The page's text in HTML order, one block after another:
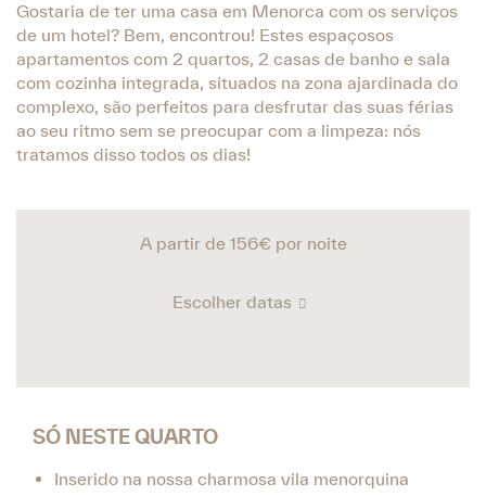
Gostaria de ter uma casa em Menorca com os serviços
de um hotel? Bem, encontrou! Estes espaçosos
apartamentos com 2 quartos, 2 casas de banho e sala
com cozinha integrada, situados na zona ajardinada do
complexo, são perfeitos para desfrutar das suas férias
ao seu ritmo sem se preocupar com a limpeza: nós
tratamos disso todos os dias!
A partir de 156€ por noite
Escolher datas
SÓ NESTE QUARTO
Inserido na nossa charmosa vila menorquina